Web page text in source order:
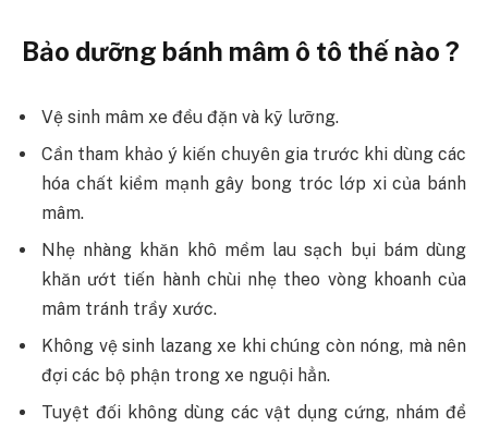
Bảo dưỡng bánh mâm ô tô thế nào ?
Vệ sinh mâm xe đều đặn và kỹ lưỡng.
Cần tham khảo ý kiến chuyên gia trước khi dùng các
hóa chất kiềm mạnh gây bong tróc lớp xi của bánh
mâm.
Nhẹ nhàng khăn khô mềm lau sạch bụi bám dùng
khăn ướt tiến hành chùi nhẹ theo vòng khoanh của
mâm tránh trầy xước.
Không vệ sinh lazang xe khi chúng còn nóng, mà nên
đợi các bộ phận trong xe nguội hẳn.
Tuyệt đối không dùng các vật dụng cứng, nhám để